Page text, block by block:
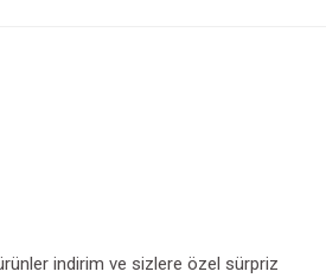
indirim ve sizlere özel sürpriz